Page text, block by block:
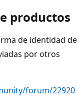
productos
de identidad de
por otros
forum/22920